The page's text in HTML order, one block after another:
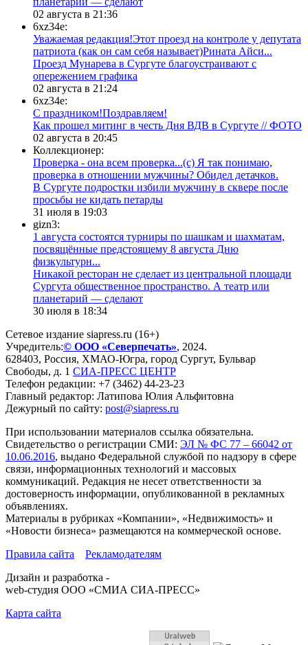
02 августа в 21:36
6xz34e:
Уважаемая редакция!Этот проезд на контроле у депутата
патриота (как он сам себя называет)Рината Айси...
​Проезд Мунарева в Сургуте благоустраивают с
опережением графика
02 августа в 21:24
6xz34e:
С праздником!Поздравляем!
Как прошел митинг в честь Дня ВДВ в Сургуте // ФОТО
02 августа в 20:45
Коллекционер:
Проверка - она всем проверка...(с) Я так понимаю,
проверка в отношении мужчины? Обидел детачков.
В Сургуте подростки избили мужчину в сквере после
просьбы не кидать петарды
31 июля в 19:03
gizn3:
1 августа состоятся турниры по шашкам и шахматам,
посвящённые предстоящему 8 августа Дню
физкультурн...
​Никакой ресторан не сделает из центральной площади
Сургута общественное пространство. А театр или
планетарий — сделают
30 июля в 18:34
Сетевое издание siapress.ru (16+)
Учредитель:© ООО «Северпечать», 2024.
628403, Россия, ХМАО-Югра, город Сургут, Бульвар
Свободы, д. 1 СИА-ПРЕСС ЦЕНТР
Телефон редакции: +7 (3462) 44-23-23
Главный редактор: Латипова Юлия Альфитовна
Дежурный по сайту: post@siapress.ru
При использовании материалов ссылка обязательна.
Свидетельство о регистрации СМИ: ЭЛ № ФС 77 – 66042 от
10.06.2016, выдано Федеральной службой по надзору в сфере
связи, информационных технологий и массовых
коммуникаций. Редакция не несет ответственности за
достоверность информации, опубликованной в рекламных
объявлениях.
Материалы в рубриках «Компании», «Недвижимость» и
«Новости бизнеса» размещаются на коммерческой основе.
Правила сайта
Рекламодателям
Дизайн и разработка -
web-студия ООО «СМИА СИА-ПРЕСС»
Карта сайта